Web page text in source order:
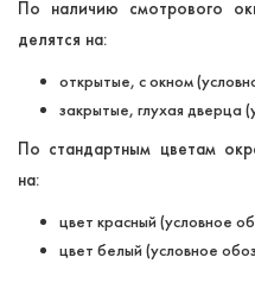
По наличию смотрового
делятся на:
открытые, с окном
закрытые, глухая дверца
По стандартным цветам
на:
цвет красный (условное
цвет белый (условное